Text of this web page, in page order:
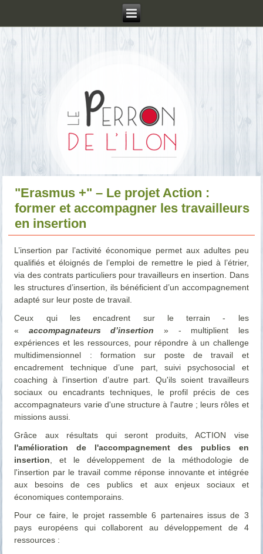
"Erasmus +" – Le projet Action :
former et accompagner les travailleurs
en insertion
L’insertion par l’activité économique permet aux adultes peu
qualifiés et éloignés de l’emploi de remettre le pied à l’étrier,
via des contrats particuliers pour travailleurs en insertion. Dans
les structures d’insertion, ils bénéficient d’un accompagnement
adapté sur leur poste de travail.
Ceux qui les encadrent sur le terrain - les
« accompagnateurs d’insertion » - multiplient les
expériences et les ressources, pour répondre à un challenge
multidimensionnel : formation sur poste de travail et
encadrement technique d’une part, suivi psychosocial et
coaching à l’insertion d’autre part. Qu'ils soient travailleurs
sociaux ou encadrants techniques, le profil précis de ces
accompagnateurs varie d'une structure à l'autre ; leurs rôles et
missions aussi.
Grâce aux résultats qui seront produits, ACTION vise
l'amélioration de l'accompagnement des publics en
insertion, et le développement de la méthodologie de
l'insertion par le travail comme réponse innovante et intégrée
aux besoins de ces publics et aux enjeux sociaux et
économiques contemporains.
Pour ce faire, le projet rassemble 6 partenaires issus de 3
pays européens qui collaborent au développement de 4
ressources :